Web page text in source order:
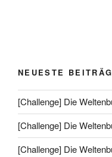
NEUESTE
[Challenge] Die
[Challenge] Die
[Challenge] Die